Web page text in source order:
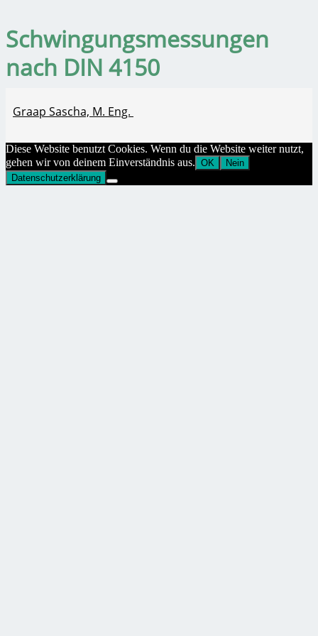
Schwingungsmessungen
nach DIN 4150
Graap Sascha, M. Eng.
Diese Website benutzt Cookies. Wenn du die Website weiter nutzt,
gehen wir von deinem Einverständnis aus. OK
Nein
Datenschutzerklärung